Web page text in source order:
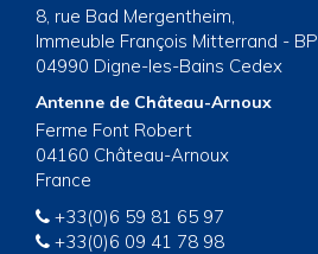
8, rue Bad Mergentheim,
Immeuble François Mitterrand -
04990 Digne-les-Bains Cedex
Antenne de Château-Arnoux
Ferme Font Robert
04160 Château-Arnoux
France
+33(0)6 59 81 65 97
+33(0)6 09 41 78 98